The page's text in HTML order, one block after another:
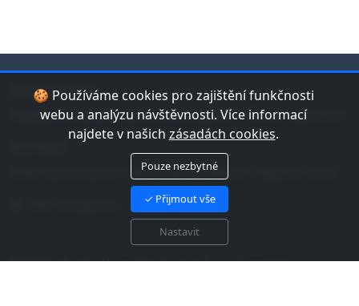
🍪 Používáme cookies pro zajištění funkčnosti
webu a analýzu návštěvnosti. Více informací
najdete v našich zásadách cookies.
Pouze nezbytné
✓ Přijmout vše
Nastavit
jduplavat.cz
Nejlepší databáze bazénů a koupališť v České republice.
Máte tip na bazén nebo chybu v datech? Napište nám!
© 2026 jduplavat.cz. Všechna práva vyhrazena.